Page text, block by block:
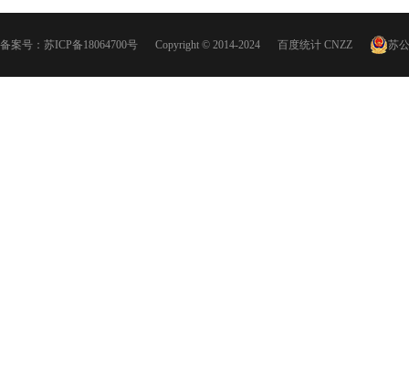
备案号： 苏ICP备18064700号 Copyright © 2014-2024 百度统计 CNZZ 苏